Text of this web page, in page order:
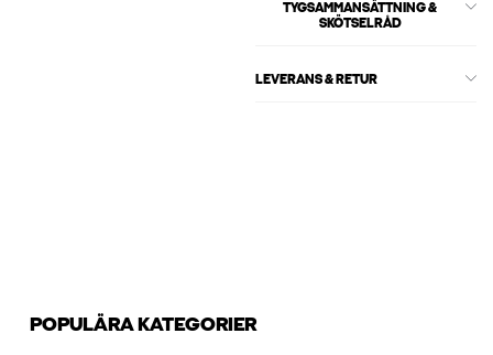
TYGSAMMANSÄTTNING &
SKÖTSELRÅD
LEVERANS & RETUR
POPULÄRA KATEGORIER